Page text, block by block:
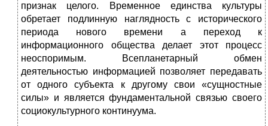
признак целого. Временное единства культуры
обретает подлинную наглядность с исторического
периода нового времени а переход к
информационного общества делает этот процесс
неоспоримым. Всепланетарный обмен
деятельностью информацией позволяет передавать
от одного субъекта к другому свои «сущностные
силы» и является фундаментальной связью своего
социокультурного континуума.